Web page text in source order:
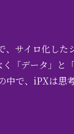
サイロ化した
「データ」と「
中で、iPXは思